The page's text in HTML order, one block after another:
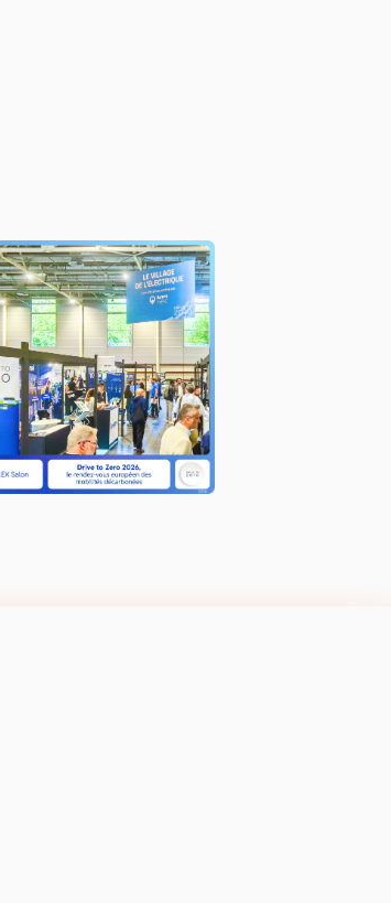
Drive to Zero 2026
LIRE L'ACTU